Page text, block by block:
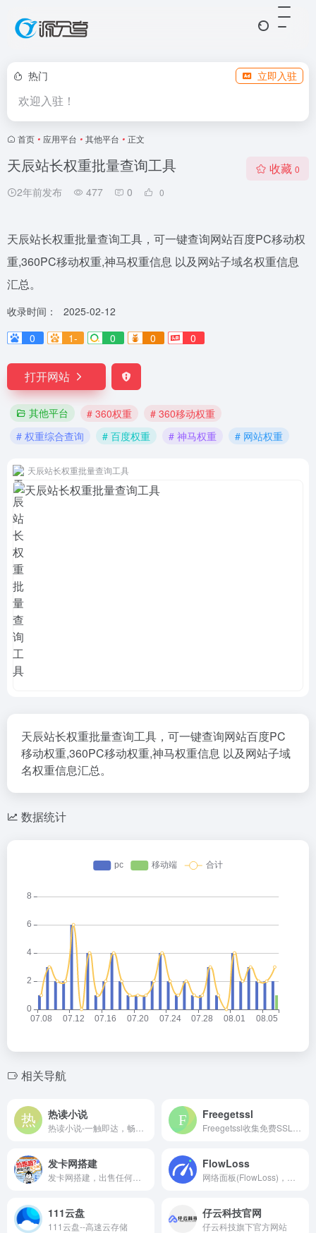
热门 立即入驻
欢迎入驻！
首页 • 应用平台 • 其他平台 • 正文
天辰站长权重批量查询工具
2年前发布 477 0 0
收藏 0
天辰站长权重批量查询工具，可一键查询网站百度PC移动权
重,360PC移动权重,神马权重信息 以及网站子域名权重信息
汇总。
收录时间：
2025-02-12
0
1- 0 0 0
打开网站
其他平台 # 360权重
# 360移动权重
# 权重综合查询
# 百度权重 # 神马权重 # 网站权重
天辰站长权重批量查询工具
天辰站长权重批量查询工具，可一键查询网站百度PC
移动权重,360PC移动权重,神马权重信息 以及网站子域
名权重信息汇总。
数据统计
相关导航
热读小说 Freegetssl
发卡网搭建 FlowLoss
111云盘
111云盘--高速云存储
仔云科技官网
仔云科技旗下官方网站